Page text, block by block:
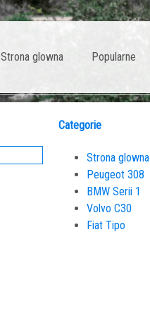
Strona glowna Popularne
Categorie
Strona glowna
Peugeot 308
BMW Serii 1
Volvo C30
Fiat Tipo